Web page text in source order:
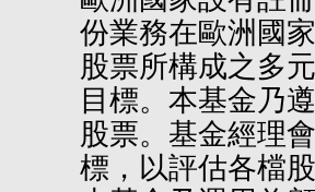
份業務在歐洲國
股票所構成之多
目標。本基金乃
股票。基金經理
標，以評估各檔